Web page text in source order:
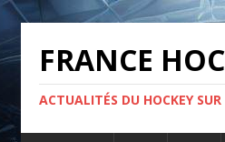
FRANCE
ACTUALITÉS DU HOCKEY SUR